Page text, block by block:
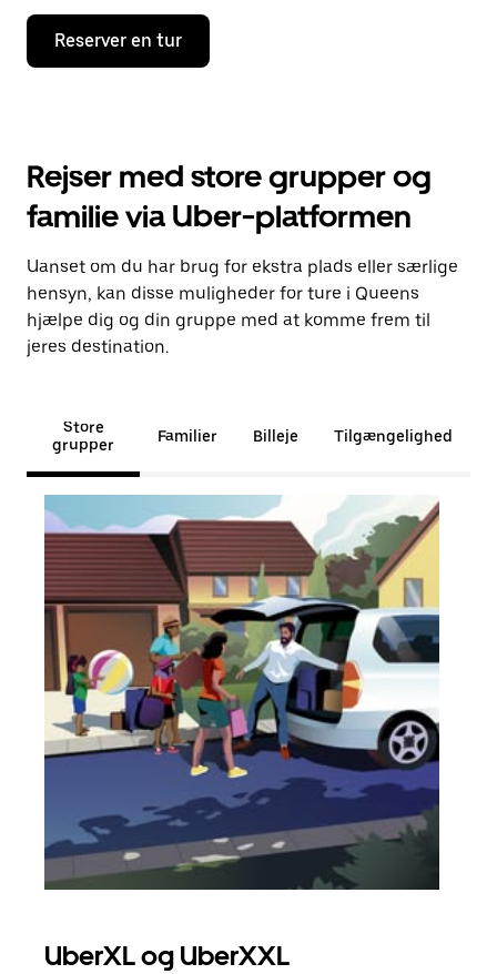
Reserver en tur
Rejser med store grupper og
familie via Uber-platformen
Uanset om du har brug for ekstra plads eller særlige
hensyn, kan disse muligheder for ture i Queens
hjælpe dig og din gruppe med at komme frem til
jeres destination.
Store
grupper
Familier Billeje Tilgængelighed
UberXL og UberXXL